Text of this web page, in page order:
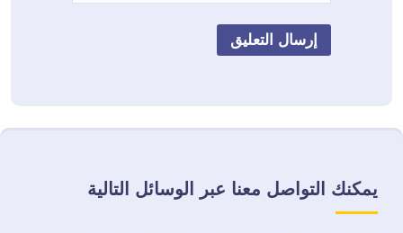
يمكنك التواصل معنا عبر الوسائل التالية